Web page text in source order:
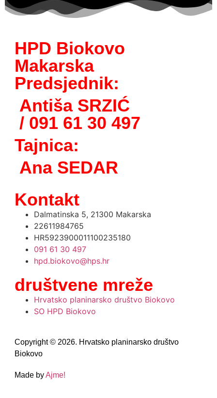
HPD Biokovo
Makarska
Predsjednik:
Antiša SRZIĆ
/ 091 61 30 497
Tajnica:
Ana SEDAR
Kontakt
Dalmatinska 5, 21300 Makarska
22611984765
HR5923900011100235180
091 61 30 497
hpd.biokovo@hps.hr
društvene mreže
Hrvatsko planinarsko društvo Biokovo
SO HPD Biokovo
Copyright © 2026. Hrvatsko planinarsko društvo
Biokovo
Made byAjme!